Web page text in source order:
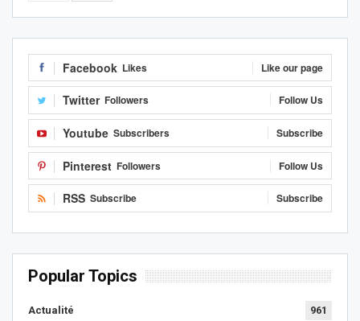
Facebook Likes Like our page
Twitter Followers Follow Us
Youtube Subscribers Subscribe
Pinterest Followers Follow Us
RSS Subscribe Subscribe
Popular Topics
Actualité 961